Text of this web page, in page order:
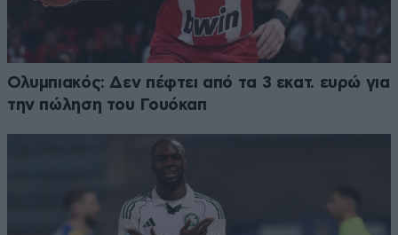
Ολυμπιακός: Δεν πέφτει από τα 3 εκατ. ευρώ για
την πώληση του Γουόκαπ